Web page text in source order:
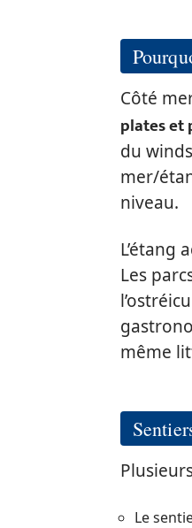
Côté
plates et
du
mer/
niveau.
L’étang
Les
même
Le